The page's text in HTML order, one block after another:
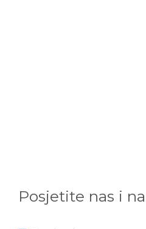
Posjetite nas i